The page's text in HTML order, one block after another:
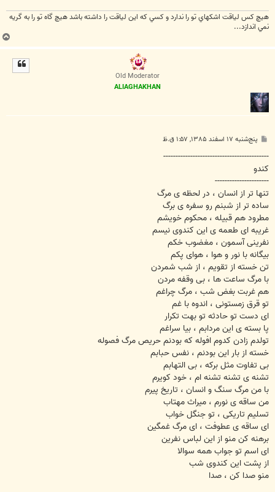
هيچ كس لياقت اشكهاي تو را ندارد و كسي كه اين لياقت را داشته باشد هيچ گاه تو را به گريه
نمي اندازد...
ب
ا
Old Moderator
ALIAGHAKHAN
پ
ت
پنج‌شنبه ۱۷ اسفند ۱۳۸۵, ۱:۵۷ ق.ظ
-------------------------------------------
کندو
----------------------
تنها تر از انسان ، در لحظه ی مرگ
ساده تر از شبنم رو سفره ی برگ
مطرود هم قبیله ، محکوم خویشم
غریبه ای طعمه ی این کندوی نیسم
نفرینی آسمون ، مغضوب خکم
بیگانه با نور و هوا ، هوای پکم
تن خسته از تقویم ، از شب شمردن
با مرگ ساعت ها ، بی وقفه مردن
هم غربت بغض شب ، مرگ چراغم
تو قرق زمستونی ، اندوه با غم
ای دست تو حادثه تو بهت تکرار
پا بسته ی این مردابم ، بیا سراغم
تولدم زادن کدوم افوله که بودنم حریص مرگ فصوله
خسته از بار این بودنم ، نفس حبابم
بی تفاوت مثل برکه ، بی التهابم
تشنه ی تشنه تشنه ام ، خود کویرم
با من مرگ سنگ و انسان ، تاریخ پیرم
من ساقه ی نورم ، میراث مهتاب
تسلیم تاریکی ، تو جنگل خواب
ای ساقه ی عطوفت ، ای مرگ غمگین
برهنه کن منو از این لباس نفرین
ای اسم تو جواب همه سوالا
از پشت این کندوی شب
منو صدا کن ، صدا